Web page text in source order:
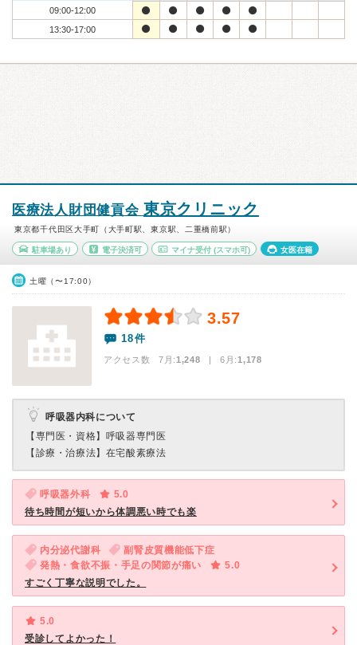
09:00-12:00
13:30-17:00
医療法人財団健貢会 東京クリニック
東京都千代田区大手町（大手町駅、東京駅、二重橋前駅）
駐車場あり 電子決済可 マイナ受付 (スマホ可) 女医在籍
土曜（〜17:00）
3.57
18件
アクセス数 7月:1,248 | 6月:1,178
呼吸器内科について
【専門医・資格】 呼吸器専門医
【診療・治療法】 在宅酸素療法
呼吸器外科
5.0
待ち時間が短いから体調悪い時でも楽
内分泌代謝科
副腎皮質機能低下症
発熱・食欲不振・手足の関節が痛い
5.0
すごく丁寧な説明でした。
5.0
受診してよかった！